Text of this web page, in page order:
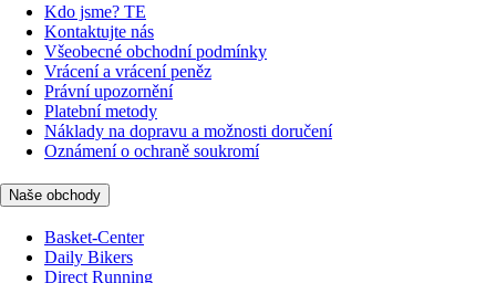
Kdo jsme? TE
Kontaktujte nás
Všeobecné obchodní podmínky
Vrácení a vrácení peněz
Právní upozornění
Platební metody
Náklady na dopravu a možnosti doručení
Oznámení o ochraně soukromí
Naše obchody
Basket-Center
Daily Bikers
Direct Running